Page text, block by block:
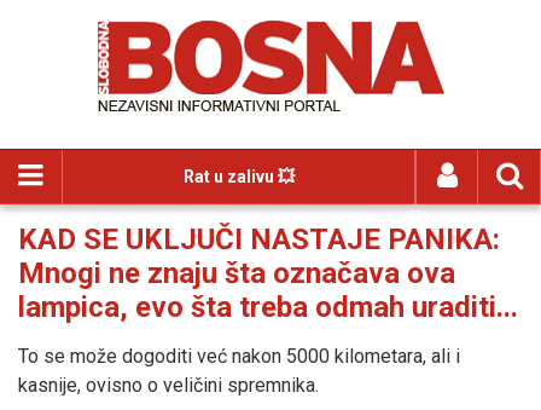
Rat u zalivu 💥
KAD SE UKLJUČI NASTAJE PANIKA:
Mnogi ne znaju šta označava ova
lampica, evo šta treba odmah uraditi...
To se može dogoditi već nakon 5000 kilometara, ali i
kasnije, ovisno o veličini spremnika.